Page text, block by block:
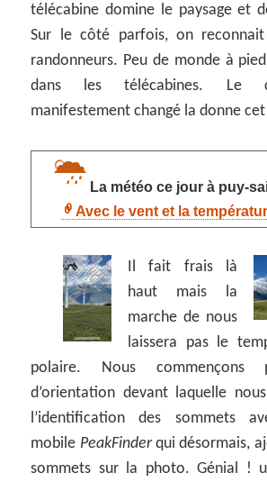
télécabine domine le paysage et
Sur le côté parfois, on
randonneurs. Peu de monde à
dans les télécabines. Le
manifestement changé la donne
La météo ce jour à puy-
Avec le vent et la
Il fait frais là
haut mais la
marche de nous
laissera pas le
polaire. Nous
d’orientation devant laquelle
l’identification des sommets
mobile PeakFinderqui désormais,
sommets sur la photo. Génial !